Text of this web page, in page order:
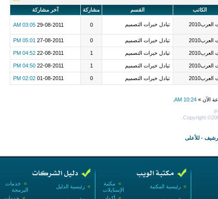
الكاتب القسم مشاركة آخر مشاركة
العرب2010 تبادل خبرات التصميم 0
29-08-2011
03:05 AM
العرب2010 تبادل خبرات التصميم 0
27-08-2011
05:01 PM
العرب2010 تبادل خبرات التصميم 1
22-08-2011
04:52 PM
العرب2010 تبادل خبرات التصميم 1
22-08-2011
04:50 PM
العرب2010 تبادل خبرات التصميم 0
01-08-2011
02:02 PM
الآن » 10:24 AM
Copyright
- للأعلى
» خدمات
البرمجة
» رئيسية الدليل
» مكتبة
الإستايلات
» رئيسية المكتبة